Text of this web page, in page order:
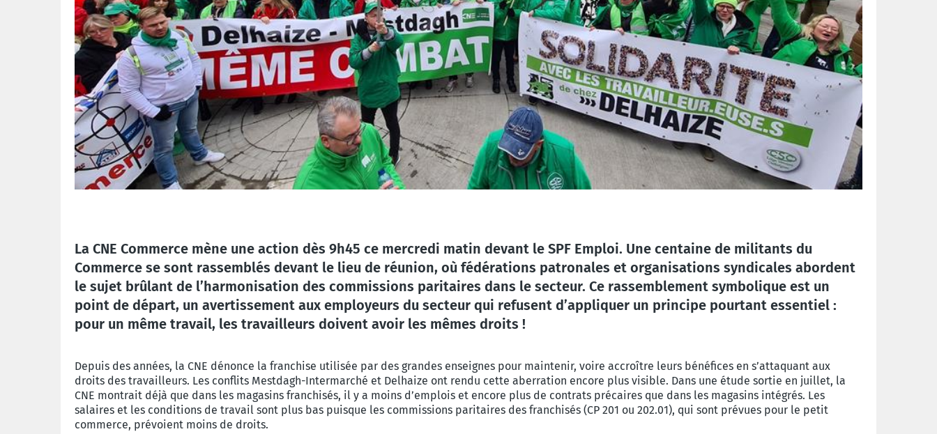
La CNE Commerce mène une action dès 9h45 ce mercredi matin devant le SPF Emploi. Une centaine de militants du
Commerce se sont rassemblés devant le lieu de réunion, où fédérations patronales et organisations syndicales abordent
le sujet brûlant de l’harmonisation des commissions paritaires dans le secteur. Ce rassemblement symbolique est un
point de départ, un avertissement aux employeurs du secteur qui refusent d’appliquer un principe pourtant essentiel :
pour un même travail, les travailleurs doivent avoir les mêmes droits !
Depuis des années, la CNE dénonce la franchise utilisée par des grandes enseignes pour maintenir, voire accroître leurs bénéfices en s’attaquant aux
droits des travailleurs. Les conflits Mestdagh-Intermarché et Delhaize ont rendu cette aberration encore plus visible. Dans une étude sortie en juillet, la
CNE montrait déjà que dans les magasins franchisés, il y a moins d’emplois et encore plus de contrats précaires que dans les magasins intégrés. Les
salaires et les conditions de travail sont plus bas puisque les commissions paritaires des franchisés (CP 201 ou 202.01), qui sont prévues pour le petit
commerce, prévoient moins de droits.